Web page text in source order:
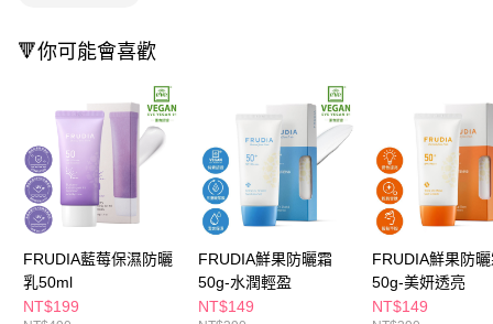
１．透過由恩沛科技股份有限公司提供之「AFTEE先享後付」服務完成之交
易，需依本服務之必要範圍內提供個人資料，並將交易相關給付款項請求債
權轉讓予恩沛科技股份有限公司。
２．關於個人資料處理事宜，請瀏覽以下網址：
https://aftee.tw/terms/#terms3
３．未成年的使用者請事先徵得法定代理人或監護人之同意方可使用
「AFTEE先享後付」，若未經同意申辦者引起之損失，本公司不負相關責
任。
時審查核予不同之上限額度；若仍有額度不足之情形，本公司將視審查結果
請求用戶進行身份認證。
５．嚴禁一人註冊多個帳號或使用他人資訊註冊。若發現惡意使用之情形，
7-11取貨付款
每筆NT$65，滿NT$490(含以上)免運費
付款後7-11取貨
每筆NT$65，滿NT$490(含以上)免運費
宅配(本島)
每筆NT$100，滿NT$790(含以上)免運費
付款後寶雅門市自取(由倉庫統一出貨)
每筆NT$80，滿NT$290(含以上)免運費
🔻你可能會喜歡
FRUDIA藍莓保濕防曬
乳50ml
NT$199
FRUDIA鮮果防曬霜
50g-水潤輕盈
NT$149
FRUDIA鮮果防
50g-美妍透亮
NT$149